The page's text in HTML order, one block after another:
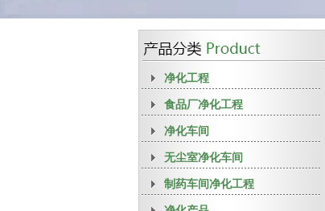
净化工程
食品厂净化工程
净化车间
无尘室净化车间
制药车间净化工程